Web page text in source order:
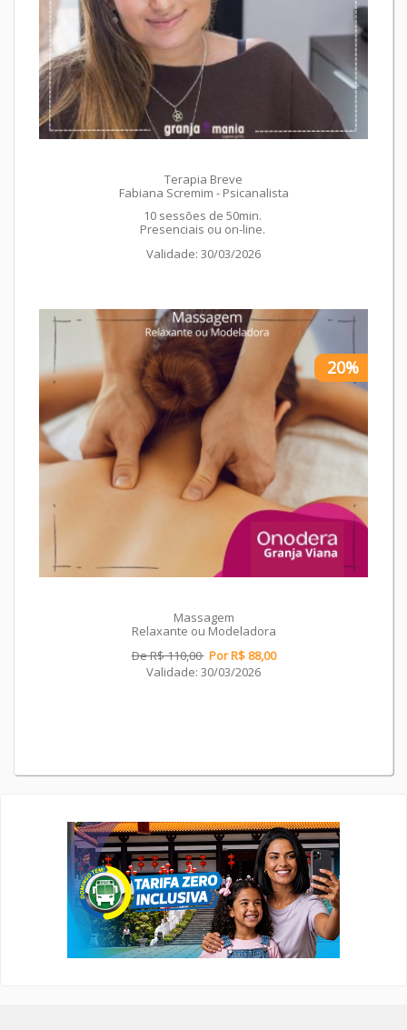
Terapia Breve
Fabiana Scremim - Psicanalista
10 sessões de 50min.
Presenciais ou on-line.
Validade: 30/03/2026
20%
Massagem
Relaxante ou Modeladora
De R$ 110,00 Por R$ 88,00
Validade: 30/03/2026